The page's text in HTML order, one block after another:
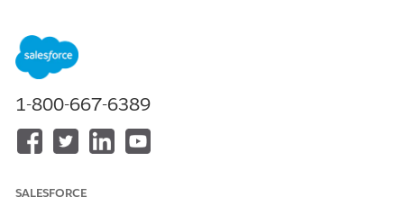
할 수 있습니다. 워크플로 경로 페이지에서 다음을 수행할 수 있습
니다.
로를 찾습니다.
적용할 개체 및 레코드 유형, 상태, 제어 필드 등 각 워크플로 경
로에 대한 세부 사항을 가져옵니다.
워크플로 경로를 복제합니다.
1-800-667-6389
SALESFORCE